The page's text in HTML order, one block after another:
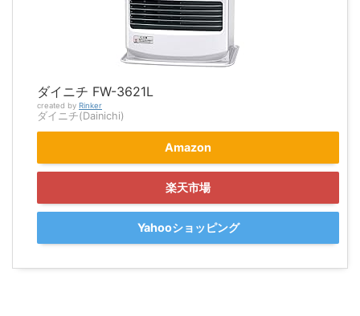
ダイニチ FW-3621L
created by Rinker
ダイニチ(Dainichi)
Amazon
楽天市場
Yahooショッピング